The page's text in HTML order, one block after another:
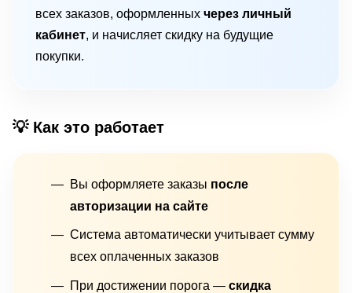
всех заказов, оформленных через личный
кабинет, и начисляет скидку на будущие
покупки.
💡 Как это работает
Вы оформляете заказы после
авторизации на сайте
Система автоматически учитывает сумму
всех оплаченных заказов
При достижении порога — скидка